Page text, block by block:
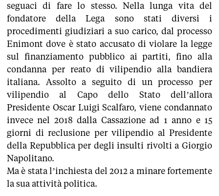
seguaci di fare lo stesso. Nella lunga vita del
fondatore della Lega sono stati diversi i
procedimenti giudiziari a suo carico, dal processo
Enimont dove è stato accusato di violare la legge
sul finanziamento pubblico ai partiti, fino alla
condanna per reato di vilipendio alla bandiera
italiana. Assolto a seguito di un processo per
vilipendio al Capo dello Stato dell’allora
Presidente Oscar Luigi Scalfaro, viene condannato
invece nel 2018 dalla Cassazione ad 1 anno e 15
giorni di reclusione per vilipendio al Presidente
della Repubblica per degli insulti rivolti a Giorgio
Napolitano.
Ma è stata l’inchiesta del 2012 a minare fortemente
la sua attività politica.